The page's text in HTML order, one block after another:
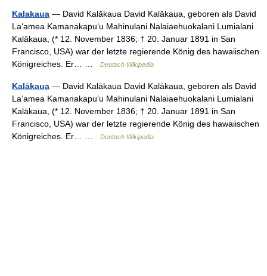
Kalakaua — David Kalākaua David Kalākaua, geboren als David
Laʻamea Kamanakapuʻu Mahinulani Nalaiaehuokalani Lumialani
Kalākaua, (* 12. November 1836; † 20. Januar 1891 in San
Francisco, USA) war der letzte regierende König des hawaiischen
Königreiches. Er… …
Deutsch Wikipedia
Kalākaua — David Kalākaua David Kalākaua, geboren als David
Laʻamea Kamanakapuʻu Mahinulani Nalaiaehuokalani Lumialani
Kalākaua, (* 12. November 1836; † 20. Januar 1891 in San
Francisco, USA) war der letzte regierende König des hawaiischen
Königreiches. Er… …
Deutsch Wikipedia